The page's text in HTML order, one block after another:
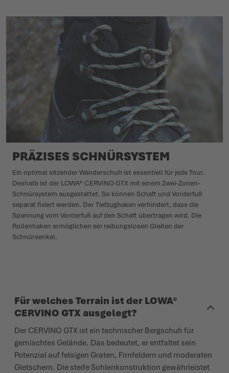
PRÄZISES SCHNÜRSYSTEM
Ein optimal sitzender Wanderschuh ist essentiell für jede Tour.
Deshalb ist der LOWA® CERVINO GTX mit einem Zwei-Zonen-
Schnürsystem ausgestattet. So können Schaft und Vorderfuß
separat fixiert werden. Der Tiefzughaken verhindert, dass die
Spannung vom Vorderfuß auf den Schaft übertragen wird. Die
Rollenhaken ermöglichen ein reibungslosen Gleiten der
Schnürsenkel.
Für welches Terrain ist der LOWA®
CERVINO GTX ausgelegt?
Der CERVINO GTX ist ein technischer Bergschuh für
gemischtes Gelände. Das bedeutet, er entfaltet sein
Potenzial auf felsigen Graten, Firnfeldern und moderaten
Gletschern. Die steife Sohlenkonstruktion gewährleistet